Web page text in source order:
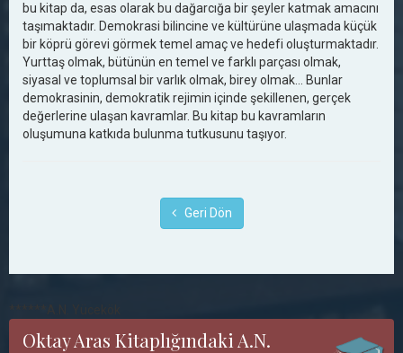
bu kitap da, esas olarak bu dağarcığa bir şeyler katmak amacını
taşımaktadır. Demokrasi bilincine ve kültürüne ulaşmada küçük
bir köprü görevi görmek temel amaç ve hedefi oluşturmaktadır.
Yurttaş olmak, bütünün en temel ve farklı parçası olmak,
siyasal ve toplumsal bir varlık olmak, birey olmak... Bunlar
demokrasinin, demokratik rejimin içinde şekillenen, gerçek
değerlerine ulaşan kavramlar. Bu kitap bu kavramların
oluşumuna katkıda bulunma tutkusunu taşıyor.
Geri Dön
Oktay Aras Kitaplığındaki A.N.